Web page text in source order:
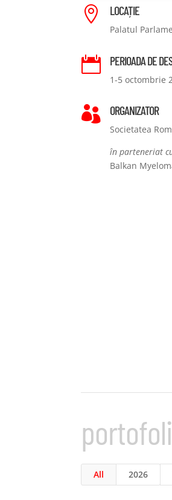
 LOCAȚIE
Palatul
 PERIOADA DE
1-5 octombrie
 ORGANIZATOR
Societatea
în parteneriat
Balkan
All 2026